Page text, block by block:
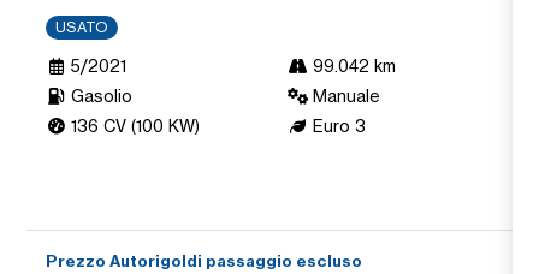
USATO
5/2021
99.042 km
Gasolio
Manuale
136 CV (100 KW)
Euro 3
Prezzo Autorigoldi passaggio escluso